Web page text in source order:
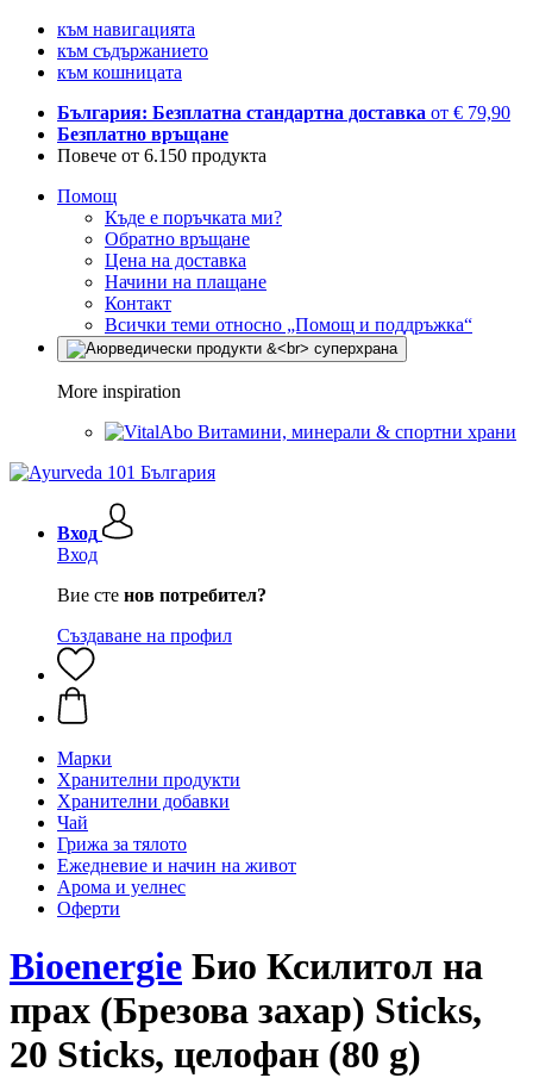
към навигацията
към съдържанието
към кошницата
България: Безплатна стандартна доставка от € 79,90
Безплатно връщане
Повече от 6.150 продукта
Помощ
Къде е поръчката ми?
Обратно връщане
Цена на доставка
Начини на плащане
Контакт
Всички теми относно „Помощ и поддръжка“
More inspiration
Витамини, минерали & спортни храни
Вход
Вход
Вие сте нов потребител?
Създаване на профил
Марки
Хранителни продукти
Хранителни добавки
Чай
Грижа за тялото
Ежедневие и начин на живот
Арома и уелнес
Оферти
Bioenergie Био Ксилитол на
прах (Брезова захар) Sticks,
20 Sticks, целофан (80 g)